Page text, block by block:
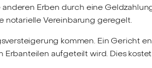
Erben durch eine
notarielle Vereinbarung geregelt.
kommen. Ein Gericht
Erbanteilen aufgeteilt wird. Dies